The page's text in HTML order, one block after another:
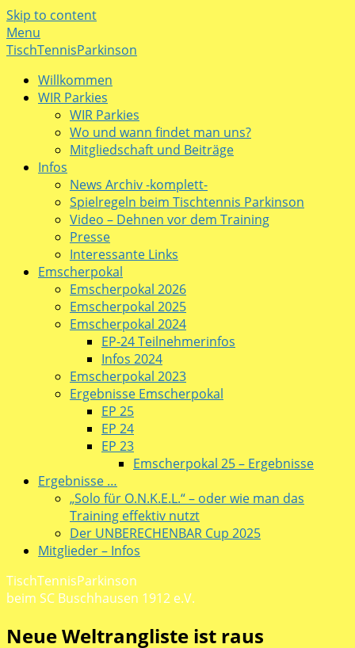
Skip to content
Menu
TischTennisParkinson
Willkommen
WIR Parkies
WIR Parkies
Wo und wann findet man uns?
Mitgliedschaft und Beiträge
Infos
News Archiv -komplett-
Spielregeln beim Tischtennis Parkinson
Video – Dehnen vor dem Training
Presse
Interessante Links
Emscherpokal
Emscherpokal 2026
Emscherpokal 2025
Emscherpokal 2024
EP-24 Teilnehmerinfos
Infos 2024
Emscherpokal 2023
Ergebnisse Emscherpokal
EP 25
EP 24
EP 23
Emscherpokal 25 – Ergebnisse
Ergebnisse …
„Solo für O.N.K.E.L.“ – oder wie man das
Training effektiv nutzt
Der UNBERECHENBAR Cup 2025
Mitglieder – Infos
TischTennisParkinson
beim SC Buschhausen 1912 e.V.
Neue Weltrangliste ist raus